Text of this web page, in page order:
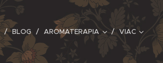
BLOG AROMATERAPIA VIAC